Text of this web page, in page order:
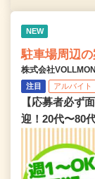
NEW
駐車場周辺
株式会社
注目 アルバイト
【応募者必ず
迎！20代〜80